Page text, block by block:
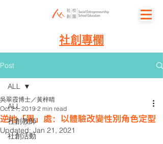
社創專欄
Post
ALL
社創教師
社創活動
ALL
逆地「異」處：以體驗改變性別角色定型
吳翠霞博士／黃梓晴
Oct 21, 2019 2 min read
Updated: Jan 21, 2021